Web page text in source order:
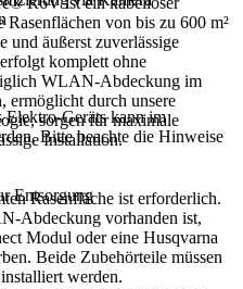
Elektro-Geräts kann im
Bitte beachte die Hinweise
Entsorgung
von bis zu 600 m²
und äußerst zuverlässige
komplett ohne
WLAN-Abdeckung im
ermöglicht durch unsere
sorgen für maximale
Installation.
Rasenfläche ist erforderlich.
Abdeckung vorhanden ist,
Modul oder eine Husqvarna
Beide Zubehörteile müssen
werden.